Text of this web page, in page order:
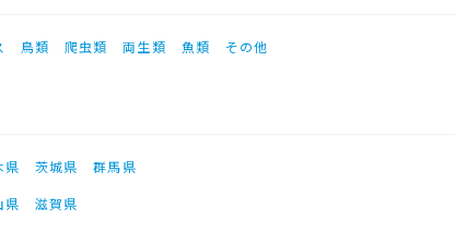
鳥類 爬虫類 両生類 魚類 その他
県 茨城県
群馬県
県
滋賀県